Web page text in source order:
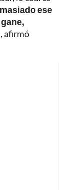
ese
, afirmó